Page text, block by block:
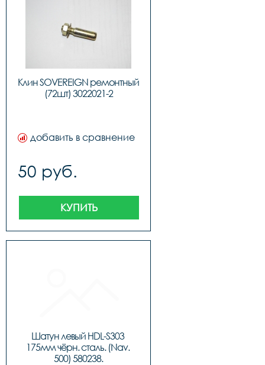
Клин SOVEREIGN ремонтный
(72шт) 3022021-2
добавить в сравнение
50 руб.
КУПИТЬ
Шатун левый HDL-S303
175мм чёрн. сталь. (Nav.
500) 580238.